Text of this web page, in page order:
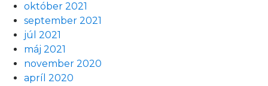
október 2021
september 2021
júl 2021
máj 2021
november 2020
apríl 2020